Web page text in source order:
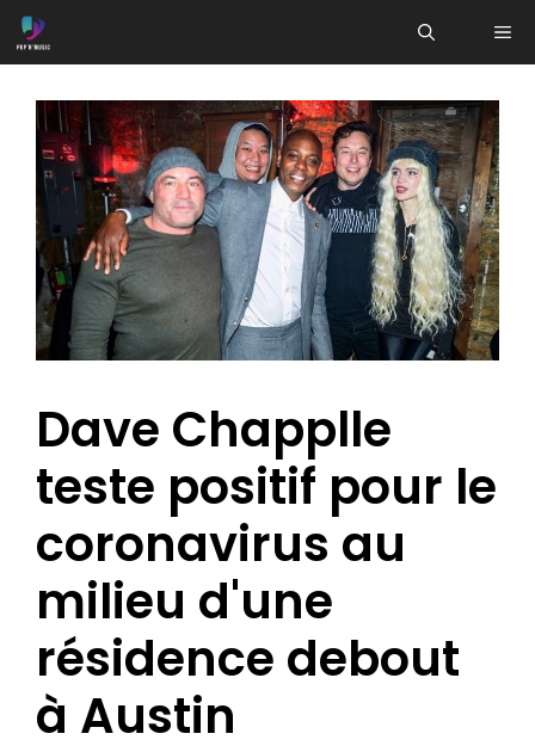
Aller
au
Dave Chapplle
teste positif pour le
coronavirus au
milieu d'une
résidence debout
à Austin